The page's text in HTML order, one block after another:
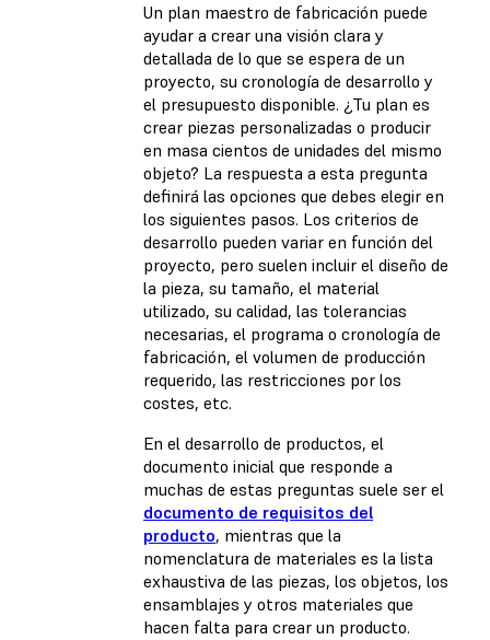
Un plan maestro de fabricación puede
ayudar a crear una visión clara y
detallada de lo que se espera de un
proyecto, su cronología de desarrollo y
el presupuesto disponible. ¿Tu plan es
crear piezas personalizadas o producir
en masa cientos de unidades del mismo
objeto? La respuesta a esta pregunta
definirá las opciones que debes elegir en
los siguientes pasos. Los criterios de
desarrollo pueden variar en función del
proyecto, pero suelen incluir el diseño de
la pieza, su tamaño, el material
utilizado, su calidad, las tolerancias
necesarias, el programa o cronología de
fabricación, el volumen de producción
requerido, las restricciones por los
costes, etc.
En el desarrollo de productos, el
documento inicial que responde a
muchas de estas preguntas suele ser el
documento de requisitos del
producto, mientras que la
nomenclatura de materiales es la lista
exhaustiva de las piezas, los objetos, los
ensamblajes y otros materiales que
hacen falta para crear un producto.